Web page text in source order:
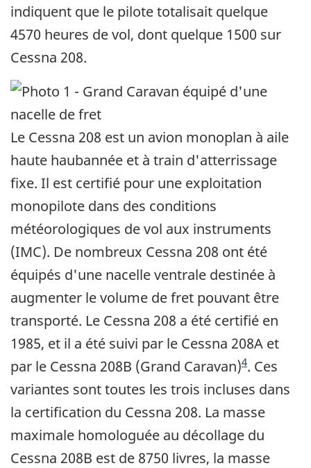
indiquent que le pilote totalisait quelque
4570 heures de vol, dont quelque 1500 sur
Cessna 208.
Le Cessna 208 est un avion monoplan à aile
haute haubannée et à train d'atterrissage
fixe. Il est certifié pour une exploitation
monopilote dans des conditions
météorologiques de vol aux instruments
(IMC). De nombreux Cessna 208 ont été
équipés d'une nacelle ventrale destinée à
augmenter le volume de fret pouvant être
transporté. Le Cessna 208 a été certifié en
1985, et il a été suivi par le Cessna 208A et
par le Cessna 208B (Grand Caravan)4. Ces
variantes sont toutes les trois incluses dans
la certification du Cessna 208. La masse
maximale homologuée au décollage du
Cessna 208B est de 8750 livres, la masse